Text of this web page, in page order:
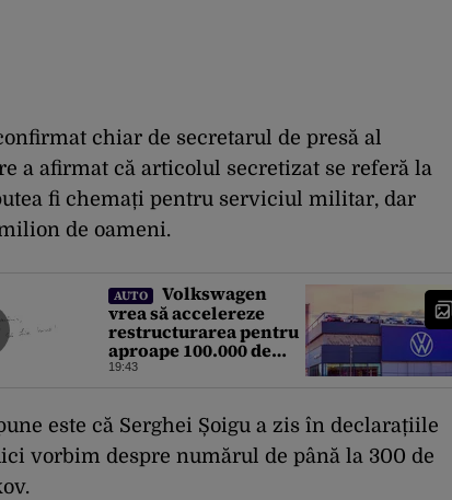
chiar de secretarul de presă al
a afirmat că articolul secretizat se referă la
fi chemați pentru serviciul militar, dar
de oameni.
AUTO
Volkswagen
vrea să accelereze
restructurarea pentru
aproape 100.000 de
locuri de muncă. Care
19:43
este că Serghei Șoigu a zis în declarațiile
vorbim despre numărul de până la 300 de